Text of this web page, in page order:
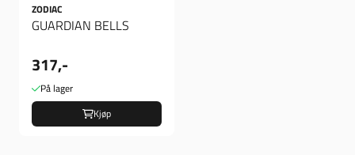
ZODIAC
GUARDIAN BELLS
317,-
På lager
Kjøp